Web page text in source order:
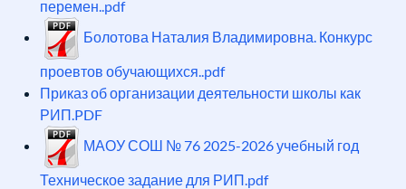
перемен..pdf
Болотова Наталия Владимировна. Конкурс
проевтов обучающихся..pdf
Приказ об организации деятельности школы как
РИП.PDF
МАОУ СОШ № 76 2025-2026 учебный год
Техническое задание для РИП.pdf